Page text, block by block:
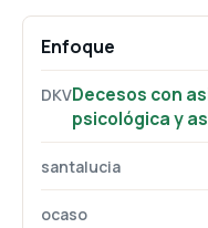
Enfoque
Decesos con
psicológica y